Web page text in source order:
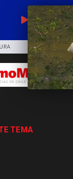
EN VIVO
COMUNIDAD
TEMA